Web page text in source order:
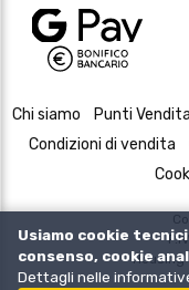
Chi siamo Punti Vendita
Condizioni di vendita
Housing
Usiamo cookie
consenso, cookie
Dettagli nelle